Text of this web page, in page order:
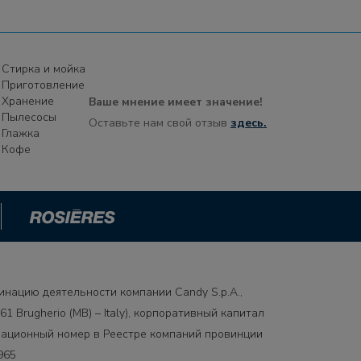
AFC990W
AFCV9033X
K181VM1A2ELXSF90TANGO
K7052-04SXSF60UCRAINA
K7052-04SXSF90UCRAINA
Стирка и мойка
Приготовление
Хранение
Пылесосы
Глажка
Кофе
Ваше мнение имеет значение!
Оставьте нам свой отзыв здесь.
деятельности компании Candy S.p.A.,
Brugherio (MB) – Italy), корпоративный капитал
номер в Реестре компаний провинции